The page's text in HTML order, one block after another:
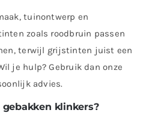
tuinontwerp en
zoals roodbruin passen
terwijl grijstinten juist een
je hulp? Gebruik dan onze
advies.
klinkers?